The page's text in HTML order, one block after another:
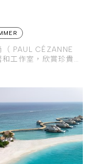
PAUL CÉZANNE
工作室，欣賞珍貴的